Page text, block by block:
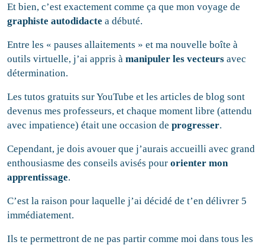
Et bien, c’est exactement comme ça que mon voyage de
graphiste autodidacte a débuté.
Entre les « pauses allaitements » et ma nouvelle boîte à
outils virtuelle, j’ai appris àmanipuler les vecteurs avec
détermination.
Les tutos gratuits sur YouTube et les articles de blog sont
devenus mes professeurs, et chaque moment libre (attendu
avec impatience) était une occasion deprogresser.
Cependant, je dois avouer que j’aurais accueilli avec grand
enthousiasme des conseils avisés pourorienter mon
apprentissage.
C’est la raison pour laquelle j’ai décidé de t’en délivrer 5
immédiatement.
Ils te permettront de ne pas partir comme moi dans tous les